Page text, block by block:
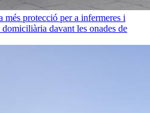
més protecció per a infermeres i
davant les onades de